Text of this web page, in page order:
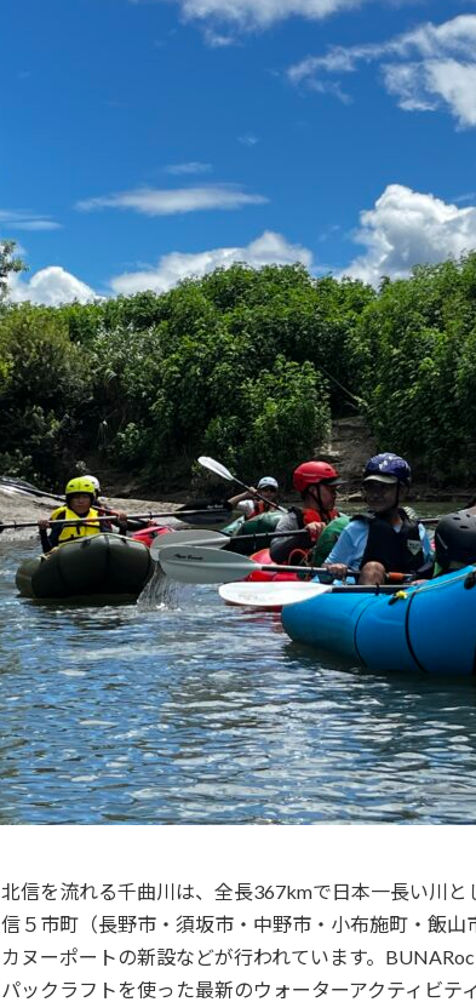
北信を流れる千曲川は、全長367kmで日本一長い川
信５市町（長野市・須坂市・中野市・小布施町・飯
カヌーポートの新設などが行われています。
パックラフトを使った最新のウォーターアクティビテ